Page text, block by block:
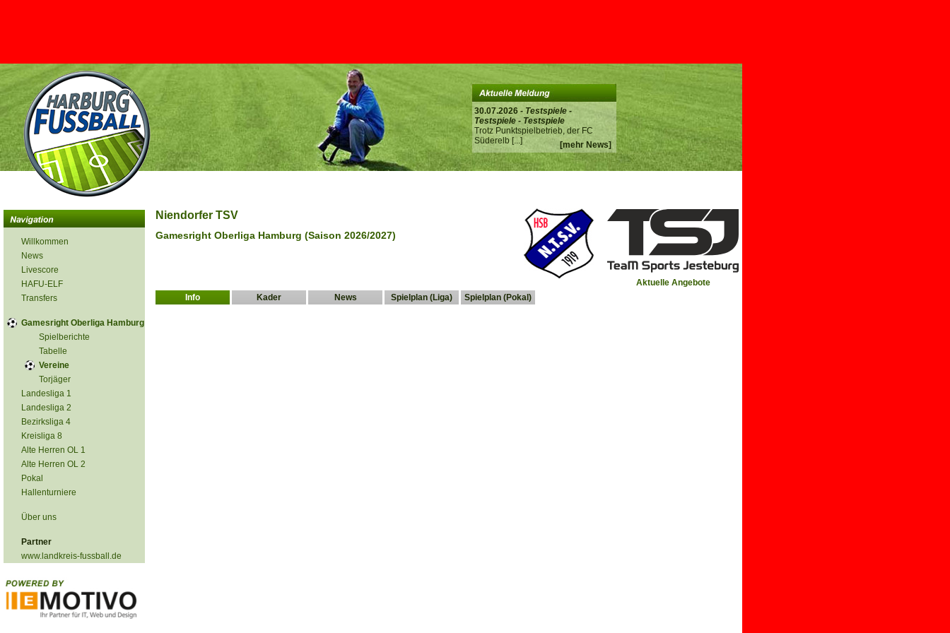
30.07.2026 - Testspiele -
Testspiele - Testspiele
Trotz Punktspielbetrieb, der FC
Süderelb [...] [mehr News]
Willkommen
News
Livescore
HAFU-ELF
Transfers
Gamesright Oberliga Hamburg
Spielberichte
Tabelle
Vereine
Torjäger
Landesliga 1
Landesliga 2
Bezirksliga 4
Kreisliga 8
Alte Herren OL 1
Alte Herren OL 2
Pokal
Hallenturniere
Über uns
Partner
www.landkreis-fussball.de
Niendorfer TSV
Gamesright Oberliga Hamburg (Saison 2026/2027)
Info Kader News Spielplan (Liga) Spielplan (Pokal)
Aktuelle Angebote